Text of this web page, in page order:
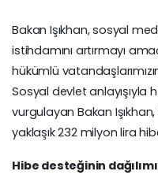
Bakan Işıkhan, sosyal
istihdamını artırmayı
hükümlü
Sosyal devlet anlayışıyla
vurgulayan Bakan
yaklaşık 232 milyon lira
Hibe desteğinin dağılımı